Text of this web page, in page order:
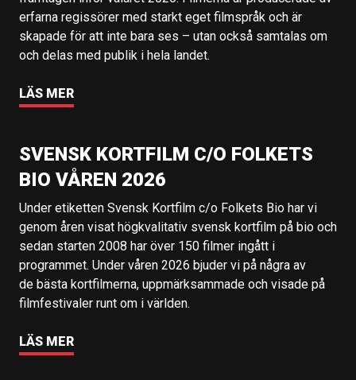
erfarna regissörer med starkt eget filmspråk och är
skapade för att inte bara ses – utan också samtalas om
och delas med publik i hela landet.
LÄS MER
SVENSK KORTFILM C/O FOLKETS
BIO VÅREN 2026
Under etiketten Svensk Kortfilm c/o Folkets Bio har vi
genom åren visat högkvalitativ svensk kortfilm på bio och
sedan starten 2008 har över 150 filmer ingått i
programmet. Under våren 2026 bjuder vi på några av
de bästa kortfilmerna, uppmärksammade och visade på
filmfestivaler runt om i världen.
LÄS MER